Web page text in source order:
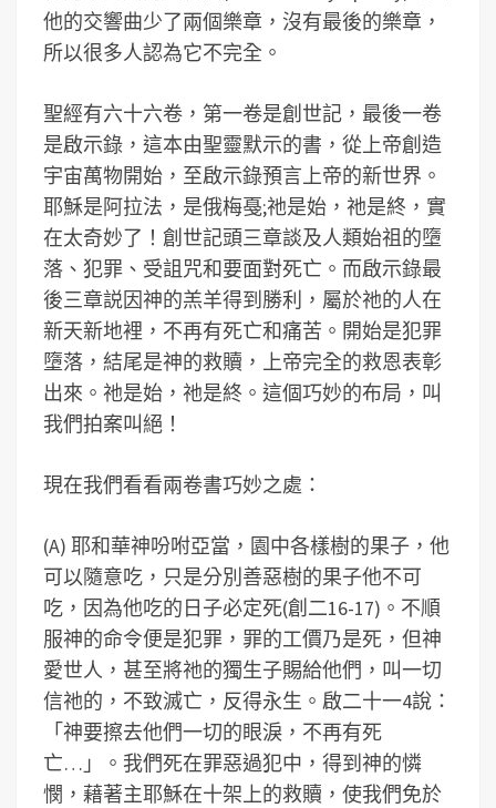
他的交響曲少了兩個樂章，沒有最後的樂章，
所以很多人認為它不完全。
聖經有六十六卷，第一卷是創世記，最後一卷
是啟示錄，這本由聖靈默示的書，從上帝創造
宇宙萬物開始，至啟示錄預言上帝的新世界。
耶穌是阿拉法，是俄梅戞;祂是始，祂是終，實
在太奇妙了！創世記頭三章談及人類始祖的墮
落、犯罪、受詛咒和要面對死亡。而啟示錄最
後三章説因神的羔羊得到勝利，屬於祂的人在
新天新地裡，不再有死亡和痛苦。開始是犯罪
墮落，結尾是神的救贖，上帝完全的救恩表彰
出來。祂是始，祂是終。這個巧妙的布局，叫
我們拍案叫絕！
現在我們看看兩卷書巧妙之處：
(A) 耶和華神吩咐亞當，園中各樣樹的果子，他
可以隨意吃，只是分別善惡樹的果子他不可
吃，因為他吃的日子必定死(創二16-17)。不順
服神的命令便是犯罪，罪的工價乃是死，但神
愛世人，甚至將祂的獨生子賜給他們，叫一切
信祂的，不致滅亡，反得永生。啟二十一4說：
「神要擦去他們一切的眼淚，不再有死
亡…」。我們死在罪惡過犯中，得到神的憐
憫，藉著主耶穌在十架上的救贖，使我們免於